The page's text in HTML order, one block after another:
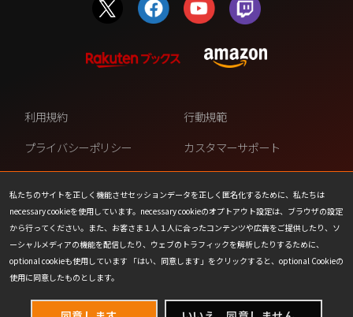
私たちのサイトを正しく機能させセッションデータを正しく匿名化するために、私たちは
necessary cookieを使用しています。necessary cookieのオプトアウト設定は、ブラウザの設定
から行ってください。また、お客さま１人１人に合ったコンテンツや広告をご提供したり、ソ
ーシャルメディアの機能を配信したり、ウェブのトラフィックを解析したりするために、
optional cookieも使用しています 「はい、同意します」をクリックすると、optional Cookieの
使用に同意したものとします。
利用規約
行動規範
プライバシーポリシー
カスタマーサポート
ファンコンテンツ・ポリシー
個人情報の販売や共有を許可し
ない
COOKIE
プレスリリース
会社情報
お問い合わせ